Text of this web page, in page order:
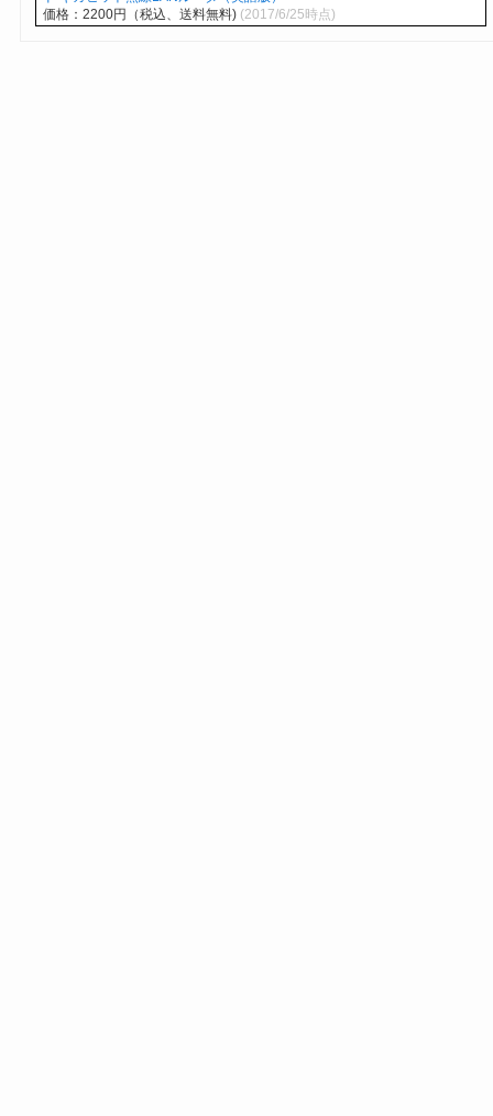
価格：2200円（税込、送料無料) (2017/6/25時点)